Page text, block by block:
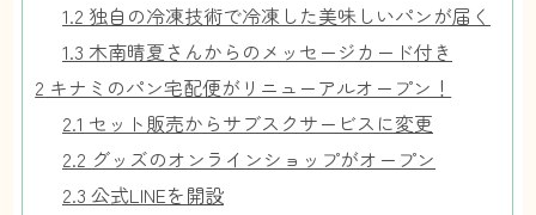
1.2 独自の冷凍技術で冷凍した美味しいパンが届く
1.3 木南晴夏さんからのメッセージカード付き
2 キナミのパン宅配便がリニューアルオープン！
2.1 セット販売からサブスクサービスに変更
2.2 グッズのオンラインショップがオープン
2.3 公式LINEを開設